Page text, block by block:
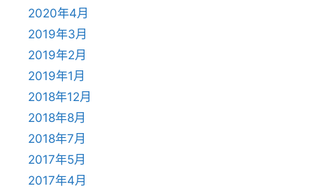
2020年4月
2019年3月
2019年2月
2019年1月
2018年12月
2018年8月
2018年7月
2017年5月
2017年4月